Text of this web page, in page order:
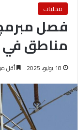
محليات
فصل مبرمج
مناطق في
18 يوليو، 2025 أقل